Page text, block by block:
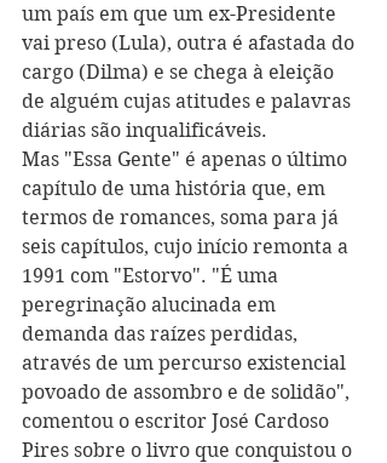
um país em que um ex-Presidente
vai preso (Lula), outra é afastada do
cargo (Dilma) e se chega à eleição
de alguém cujas atitudes e palavras
diárias são inqualificáveis.
Mas "Essa Gente" é apenas o último
capítulo de uma história que, em
termos de romances, soma para já
seis capítulos, cujo início remonta a
1991 com "Estorvo". "É uma
peregrinação alucinada em
demanda das raízes perdidas,
através de um percurso existencial
povoado de assombro e de solidão",
comentou o escritor José Cardoso
Pires sobre o livro que conquistou o